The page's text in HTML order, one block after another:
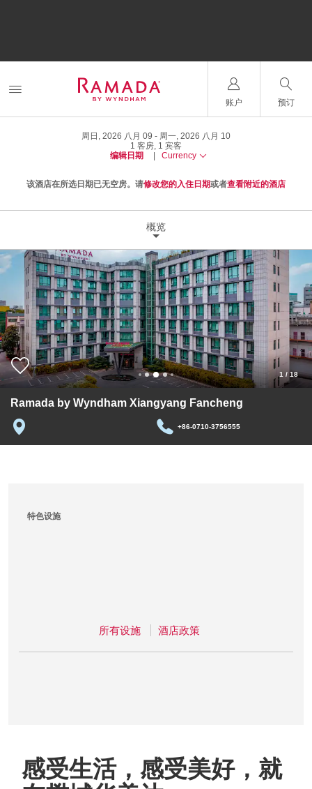
账户 预订
周日, 2026 八月 09
周一, 2026 八月 10
1 客房, 1 宾客
编辑日期
Currency
该酒店在所选日期已无空房。请修改您的入住日期或者查看附近的酒店
概览
1 / 18
Ramada by Wyndham Xiangyang Fancheng
+86-0710-3756555
特色设施
所有设施 酒店政策
感受生活，感受美好，就